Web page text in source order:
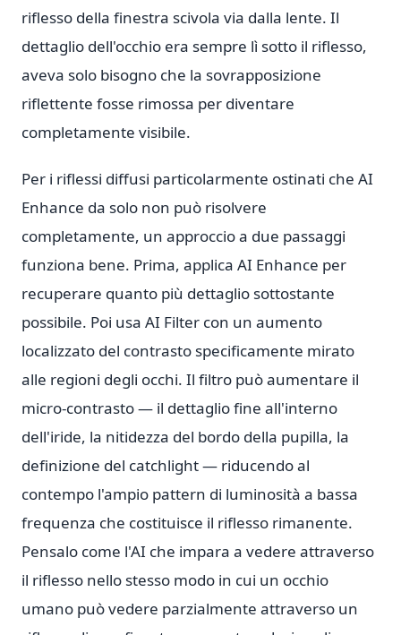
riflesso della finestra scivola via dalla lente. Il
dettaglio dell'occhio era sempre lì sotto il riflesso,
aveva solo bisogno che la sovrapposizione
riflettente fosse rimossa per diventare
completamente visibile.
Per i riflessi diffusi particolarmente ostinati che AI
Enhance da solo non può risolvere
completamente, un approccio a due passaggi
funziona bene. Prima, applica AI Enhance per
recuperare quanto più dettaglio sottostante
possibile. Poi usa AI Filter con un aumento
localizzato del contrasto specificamente mirato
alle regioni degli occhi. Il filtro può aumentare il
micro-contrasto — il dettaglio fine all'interno
dell'iride, la nitidezza del bordo della pupilla, la
definizione del catchlight — riducendo al
contempo l'ampio pattern di luminosità a bassa
frequenza che costituisce il riflesso rimanente.
Pensalo come l'AI che impara a vedere attraverso
il riflesso nello stesso modo in cui un occhio
umano può vedere parzialmente attraverso un